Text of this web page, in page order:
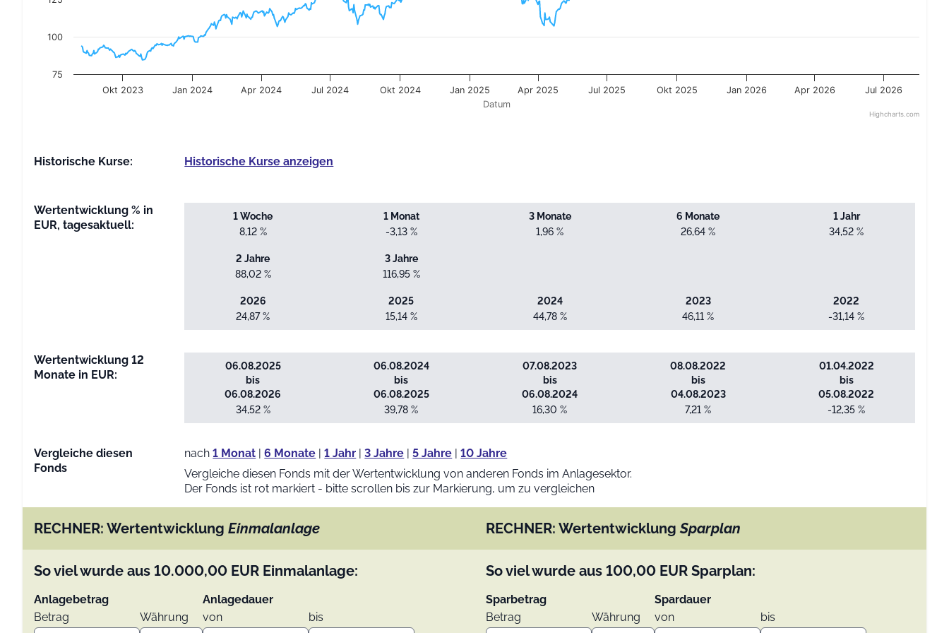
Datum
Jan 2024 Jul 2024 Jan 2025 Jul 2025 Jan 2026 Jul 2026
Okt 2023 Apr 2024 Okt 2024 Apr 2025 Okt 2025 Apr 2026
75
100
Highcharts.com
Historische Kurse: Historische Kurse anzeigen
Wertentwicklung % in
EUR, tagesaktuell:
1 Woche
8,12 %
1 Monat
-3,13 %
3 Monate
1,96 %
6 Monate
26,64 %
1 Jahr
34,52 %
2 Jahre
88,02 %
3 Jahre
116,95 %
2026
24,87 %
2025
15,14 %
2024
44,78 %
2023
46,11 %
2022
-31,14 %
Wertentwicklung 12
Monate in EUR:
06.08.2025
bis
06.08.2026
34,52 %
06.08.2024
bis
06.08.2025
39,78 %
07.08.2023
bis
06.08.2024
16,30 %
08.08.2022
bis
04.08.2023
7,21 %
01.04.2022
bis
05.08.2022
-12,35 %
Vergleiche diesen
Fonds
nach1 Monat |6 Monate |1 Jahr |3 Jahre |5 Jahre |10 Jahre
Vergleiche diesen Fonds mit der Wertentwicklung von anderen Fonds im Anlagesektor.
Der Fonds ist rot markiert - bitte scrollen bis zur Markierung, um zu vergleichen
RECHNER: Wertentwicklung Einmalanlage
So viel wurde aus 10.000,00 EUR Einmalanlage:
Anlagebetrag
Betrag
Währung
Anlagedauer
von
bis
RECHNER: WertentwicklungSparplan
So viel wurde aus 100,00 EUR Sparplan:
Sparbetrag
Betrag
Währung
Spardauer
von
bis